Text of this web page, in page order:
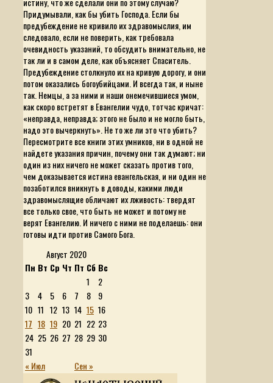
Придумывали, как бы убить Господа. Если бы
предубеждение не кривило их здравомыслия, им
следовало, если не поверить, как требовала
очевидность указаний, то обсудить внимательно, не
так ли и в самом деле, как объясняет Спаситель.
Предубеждение столкнуло их на кривую дорогу, и они
потом оказались богоубийцами. И всегда так, и ныне
так. Немцы, а за ними и наши онемечившиеся умом,
как скоро встретят в Евангелии чудо, тотчас кричат:
«неправда, неправда; этого не было и не могло быть,
надо это вычеркнуть». Не то же ли это что убить?
Пересмотрите все книги этих умников, ни в одной не
найдете указания причин, почему они так думают; ни
один из них ничего не может сказать против того,
чем доказывается истина евангельская, и ни один не
позаботился вникнуть в доводы, какими люди
здравомыслящие обличают их лживость: твердят
все только свое, что быть не может и потому не
верят Евангелию. И ничего с ними не поделаешь: они
готовы идти против Самого Бога.
Август 2020
Пн Вт Ср Чт Пт Сб Вс
« Июл Сен »
1
2
3
4 5 6 7 8
9
10 11 12 13 14 15 16
17 18 19 20 21 22 23
24 25 26 27 28 29 30
31